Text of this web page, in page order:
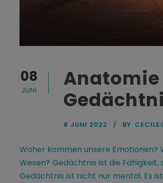
08
JUNI
8 JUNI 2022 BY
Woher kommen unsere Emotionen?
Wesen? Gedächtnis ist die Fähigkeit,
Gedächtnis ist nicht nur mental. Es